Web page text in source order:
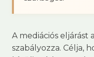
A mediációs eljárást
szabályozza. Célja,